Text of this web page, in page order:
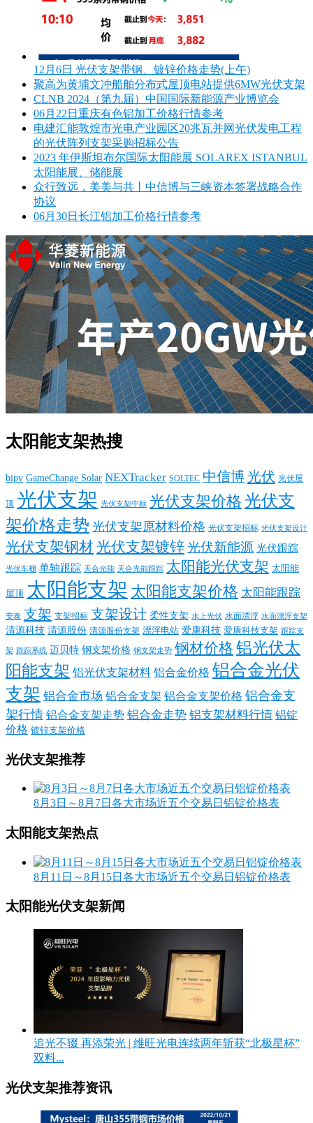
12月6日 光伏支架带钢、镀锌价格走势(上午)
聚高为黄埔文冲船舶分布式屋顶电站提供6MW光伏支架
CLNB 2024（第九届）中国国际新能源产业博览会
06月22日重庆有色铝加工价格行情参考
电建汇能敦煌市光电产业园区20兆瓦并网光伏发电工程
的光伏阵列支架采购招标公告
2023 年伊斯坦布尔国际太阳能展 SOLAREX ISTANBUL
太阳能展、储能展
众行致远，美美与共丨中信博与三峡资本签署战略合作
协议
06月30日长江铝加工价格行情参考
太阳能支架热搜
bipv GameChange Solar NEXTracker SOLTEC 中信博光伏 光伏屋
顶 光伏支架 光伏支架中标 光伏支架价格 光伏支
架价格走势 光伏支架原材料价格 光伏支架招标 光伏支架设计
光伏支架钢材光伏支架镀锌光伏新能源 光伏跟踪
光伏车棚 单轴跟踪 天合光能 天合光能跟踪 太阳能光伏支架 太阳能
屋顶 太阳能支架 太阳能支架价格 太阳能跟踪
安泰 支架 支架招标 支架设计 柔性支架 水上光伏 水面漂浮 水面漂浮支架
清源科技 清源股份 清源股份支架 漂浮电站 爱康科技 爱康科技支架 跟踪支
架 跟踪系统 迈贝特 钢支架价格 钢支架走势 钢材价格 铝光伏太
阳能支架 铝光伏支架材料 铝合金价格 铝合金光伏
支架 铝合金市场 铝合金支架 铝合金支架价格 铝合金支
架行情 铝合金支架走势 铝合金走势 铝支架材料行情 铝锭
价格 镀锌支架价格
光伏支架推荐
8月3日～8月7日各大市场近五个交易日铝锭价格表
太阳能支架热点
8月11日～8月15日各大市场近五个交易日铝锭价格表
太阳能光伏支架新闻
追光不辍 再添荣光 | 维旺光电连续两年斩获“北极星杯”
双料...
光伏支架推荐资讯